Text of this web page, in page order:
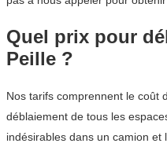
Quel prix pour
Peille ?
Nos tarifs comprennent le coût
déblaiement de tous les
indésirables dans un camion et